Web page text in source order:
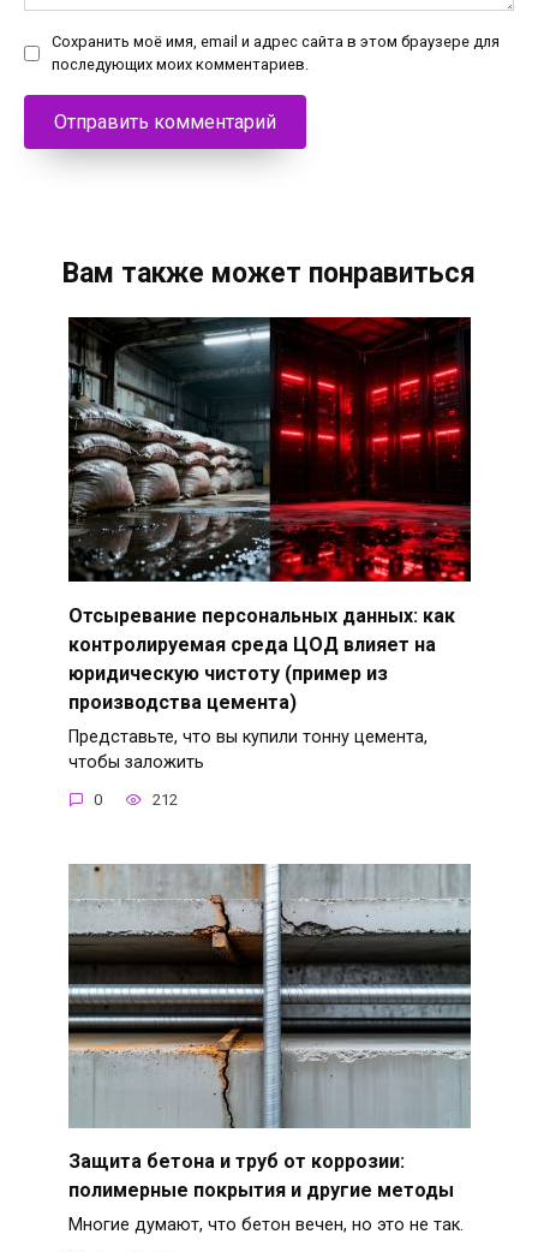
Сохранить моё имя, email и адрес сайта в этом браузере для
последующих моих комментариев.
Вам также может понравиться
Отсыревание персональных данных: как
контролируемая среда ЦОД влияет на
юридическую чистоту (пример из
производства цемента)
Представьте, что вы купили тонну цемента,
чтобы заложить
0 212
Защита бетона и труб от коррозии:
полимерные покрытия и другие методы
Многие думают, что бетон вечен, но это не так.